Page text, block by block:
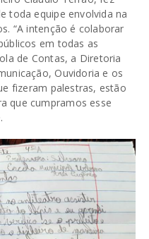
toda equipe envolvida na
“A intenção é colaborar
em todas as
de Contas, a Diretoria
Ouvidoria e os
fizeram palestras, estão
que cumpramos esse